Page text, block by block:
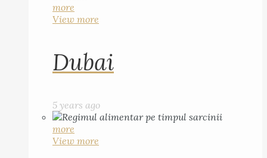
more
View more
Dubai
5 years ago
more
View more